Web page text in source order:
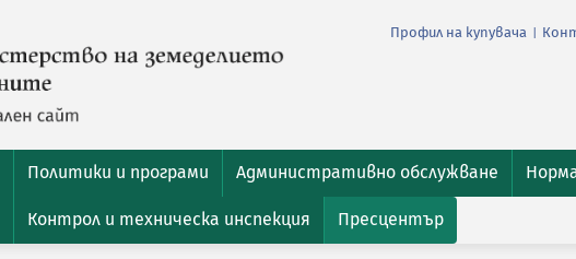
Профил на купувача
Политики и програми Административно обслужване
Контрол и техническа инспекция Пресцентър